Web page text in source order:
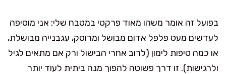
בפועל זה אומר משהו מאוד פרקטי במטבח שלי: אני מוסיפה
לעדשים מעט פלפל אדום מבושל ומרוסק, עגבנייה מבושלת,
או כמה טיפות לימון (לרוב אחרי הבישול ורק אם מתאים לגיל
ולרגישות). זו דרך פשוטה להפוך מנה ביתית לעוד יותר